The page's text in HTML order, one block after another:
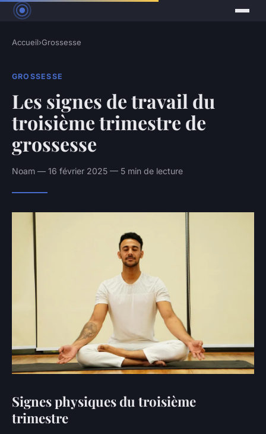
Accueil›Grossesse
GROSSESSE
Les signes de travail du
troisième trimestre de
grossesse
Noam — 16 février 2025 — 5 min de lecture
Signes physiques du troisième
trimestre